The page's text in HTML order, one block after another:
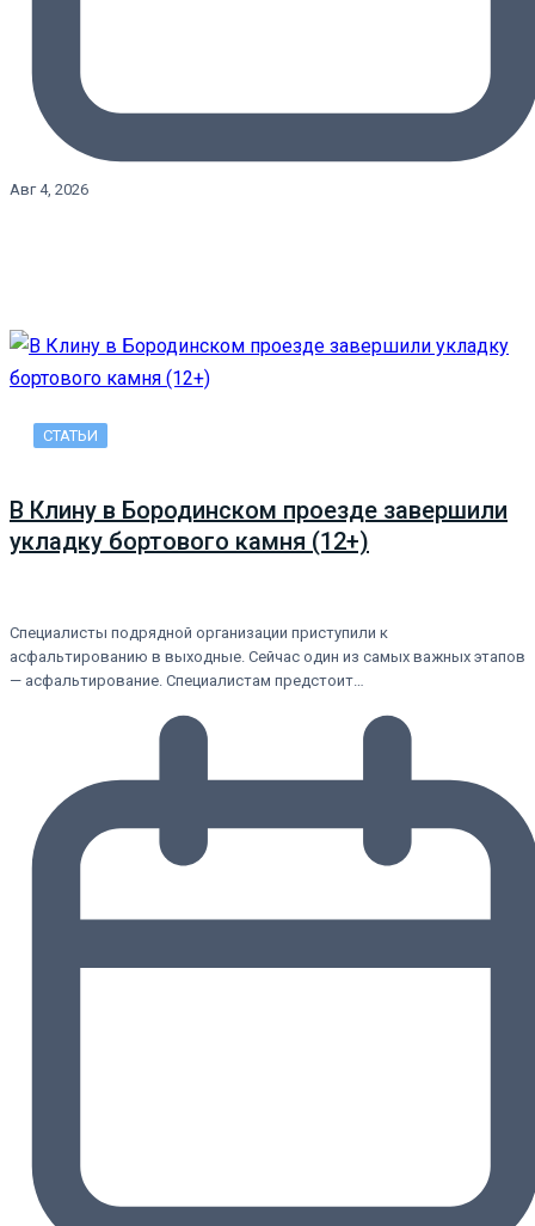
Авг 4, 2026
СТАТЬИ
В Клину в Бородинском проезде завершили
укладку бортового камня (12+)
Специалисты подрядной организации приступили к
асфальтированию в выходные. Сейчас один из самых важных этапов
— асфальтирование. Специалистам предстоит…